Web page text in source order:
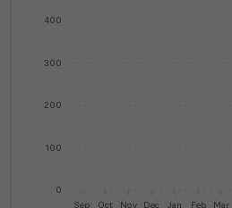
0
100
200
300
400
Sep Oct Nov Dec Jan Feb Mar